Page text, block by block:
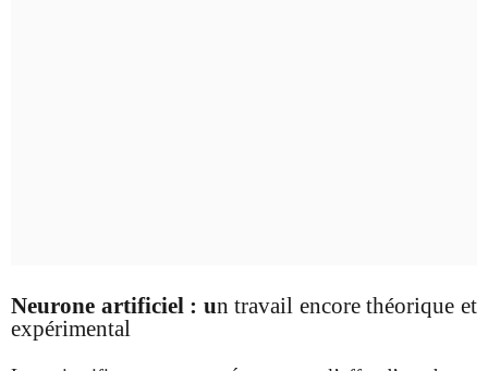
Neurone artificiel : un travail encore théorique et
expérimental